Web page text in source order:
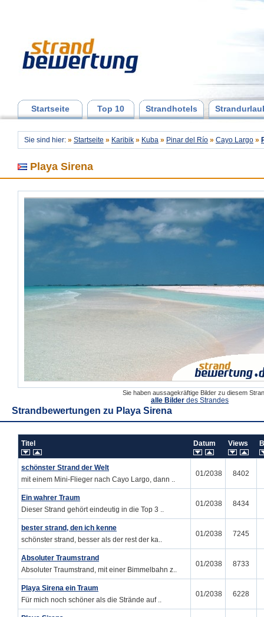
Startseite Top 10 Strandhotels
Sie sind hier: » Startseite » Karibik » Kuba » Pinar del Río » Cayo Largo »
Playa Sirena
Sie haben aussagekräftige Bilder zu diesem
alle Bilder des Strandes
Strandbewertungen zu Playa Sirena
Titel Datum Views
schönster Strand der Welt
mit einem Mini-Flieger nach Cayo Largo, dann ..
01/2038 8402
Ein wahrer Traum
Dieser Strand gehört eindeutig in die Top 3 ..
01/2038 8434
bester strand, den ich kenne
schönster strand, besser als der rest der ka..
01/2038 7245
Absoluter Traumstrand
Absoluter Traumstrand, mit einer Bimmelbahn z..
01/2038 8733
Playa Sirena ein Traum
Für mich noch schöner als die Strände auf ..
01/2038 6228